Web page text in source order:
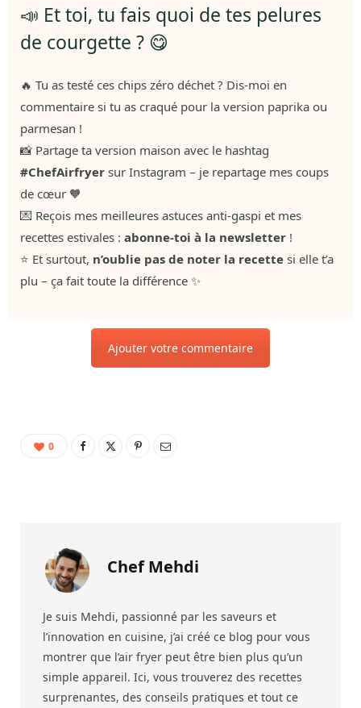
📣 Et toi, tu fais quoi de tes pelures
de courgette ? 😋
🔥 Tu as testé ces chips zéro déchet ? Dis-moi en
commentaire si tu as craqué pour la version paprika ou
parmesan !
📸 Partage ta version maison avec le hashtag
#ChefAirfryer sur Instagram – je repartage mes coups
de cœur 🧡
💌 Reçois mes meilleures astuces anti-gaspi et mes
recettes estivales : abonne-toi à la newsletter !
⭐ Et surtout, n’oublie pas de noter la recette si elle t’a
plu – ça fait toute la différence ✨
Ajouter votre commentaire
0
Chef Mehdi
Je suis Mehdi, passionné par les saveurs et
l’innovation en cuisine, j’ai créé ce blog pour vous
montrer que l’air fryer peut être bien plus qu’un
simple appareil. Ici, vous trouverez des recettes
surprenantes, des conseils pratiques et tout ce